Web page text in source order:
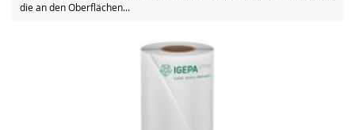
die an den Oberflächen...